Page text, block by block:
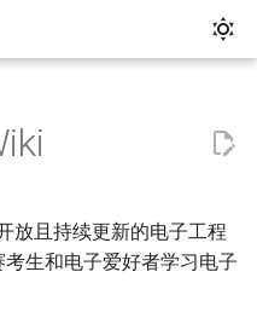
GPIO 入门：点灯实验
GPIO 输出
SysTick 入门
在中断中使用延时函数
定时器基本用法
PWM 生成
串行协议的时序
SPI 协议
概述
基本使用方法
矩阵键盘
放且持续更新的电子工程
生和电子爱好者学习电子